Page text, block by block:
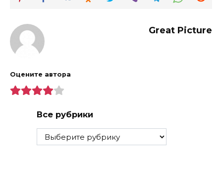
Great Picture
Оцените автора
Все рубрики
Все
рубрики